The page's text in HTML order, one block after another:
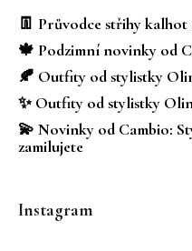
👖 Průvodce střihy kalhot
🍁 Podzimní novinky od
🍂 Outfity od stylistky
✨ Outfity od stylistky
💫 Novinky od Cambio:
zamilujete
Instagram